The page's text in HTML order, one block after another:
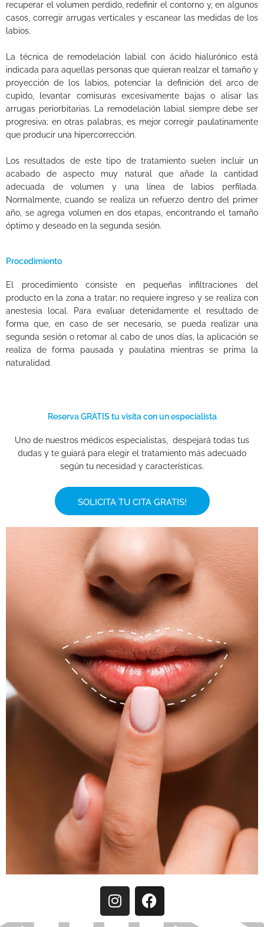
recuperar el volumen perdido, redefinir el contorno y, en algunos
casos, corregir arrugas verticales y escanear las medidas de los
labios.
La técnica de remodelación labial con ácido hialurónico está
indicada para aquellas personas que quieran realzar el tamaño y
proyección de los labios, potenciar la definición del arco de
cupido, levantar comisuras excesivamente bajas o alisar las
arrugas periorbitarias. La remodelación labial siempre debe ser
progresiva; en otras palabras, es mejor corregir paulatinamente
que producir una hipercorrección.
Los resultados de este tipo de tratamiento suelen incluir un
acabado de aspecto muy natural que añade la cantidad
adecuada de volumen y una línea de labios perfilada.
Normalmente, cuando se realiza un refuerzo dentro del primer
año, se agrega volumen en dos etapas, encontrando el tamaño
óptimo y deseado en la segunda sesión.
Procedimiento
El procedimiento consiste en pequeñas infiltraciones del
producto en la zona a tratar; no requiere ingreso y se realiza con
anestesia local. Para evaluar detenidamente el resultado de
forma que, en caso de ser necesario, se pueda realizar una
segunda sesión o retomar al cabo de unos días, la aplicación se
realiza de forma pausada y paulatina mientras se prima la
naturalidad.
Reserva GRATIS tu visita con un especialista
Uno de nuestros médicos especialistas, despejará todas tus
dudas y te guiará para elegir el tratamiento más adecuado
según tu necesidad y características.
SOLICITA TU CITA GRATIS!
I
n
F
a